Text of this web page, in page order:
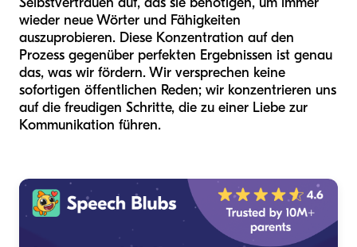
wieder neue Wörter und Fähigkeiten
auszuprobieren. Diese Konzentration auf den
Prozess gegenüber perfekten Ergebnissen ist genau
das, was wir fördern. Wir versprechen keine
sofortigen öffentlichen Reden; wir konzentrieren uns
auf die freudigen Schritte, die zu einer Liebe zur
Kommunikation führen.